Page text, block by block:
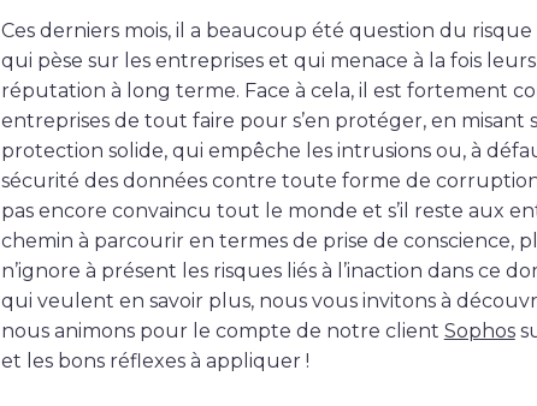
Ces derniers mois, il a beaucoup été question du
qui pèse sur les entreprises et qui menace à la fois
réputation à long terme. Face à cela, il est fortement
entreprises de tout faire pour s’en protéger, en misant
protection solide, qui empêche les intrusions ou, à
sécurité des données contre toute forme de corruption.
pas encore convaincu tout le monde et s’il reste aux
chemin à parcourir en termes de prise de conscience,
n’ignore à présent les risques liés à l’inaction dans ce
qui veulent en savoir plus, nous vous invitons à
nous animons pour le compte de notre client Sophos
et les bons réflexes à appliquer !